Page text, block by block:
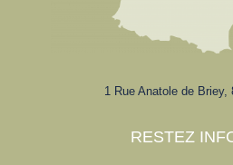
1 Rue Anatole de Briey,
RESTEZ